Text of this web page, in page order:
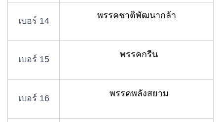
เบอร์ 14
พรรคชาติพัฒนากล้า
เบอร์ 15 พรรคกรีน
เบอร์ 16 พรรคพลังสยาม